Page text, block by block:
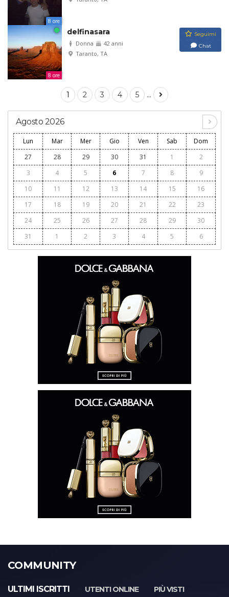
8 ore
8 ore
delfinasara
Donna
42 anni
Taranto, TA
Seguimi
Chat
1 2 3 4 5 ...
Agosto 2026
Lun Mar Mer Gio Ven Sab
Dom
27
28 29 30 31 1
2
3
4 5 6 7 8
9
10
11 12 13 14 15
16
17
18 19 20 21 22
23
24
25 26 27 28 29
30
31
1 2 3 4 5 6
COMMUNITY
ULTIMI ISCRITTI UTENTI ONLINE
PIÙ VISTI